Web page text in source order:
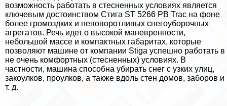
возможность работать в стесненных условиях является
ключевым достоинством Стига ST 5266 PB Trac на фоне
более громоздких и неповоротливых снегоуборочных
агрегатов. Речь идет о высокой маневренности,
небольшой массе и компактных габаритах, которые
позволяют машине от компании Stiga успешно работать в
не очень комфортных (стесненных) условиях. В
частности, машина способна убирать снег с узких улиц,
закоулков, проулков, а также вдоль стен домов, заборов и
т. д.